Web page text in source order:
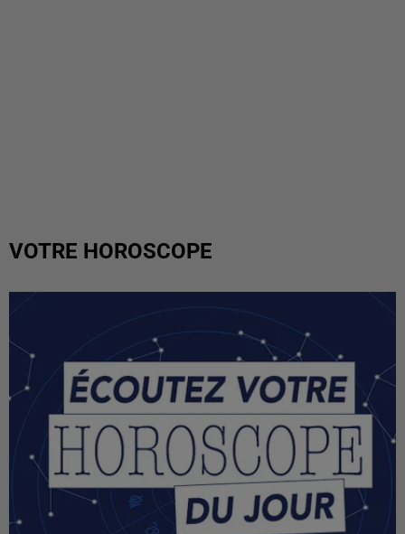
VOTRE HOROSCOPE